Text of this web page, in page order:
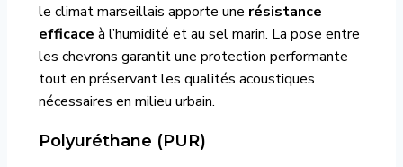
le climat marseillais apporte une résistance
efficace à l’humidité et au sel marin. La pose entre
les chevrons garantit une protection performante
tout en préservant les qualités acoustiques
nécessaires en milieu urbain.
Polyuréthane (PUR)